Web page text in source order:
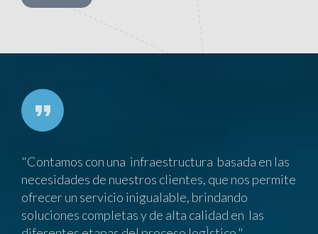
"Contamos con una infraestructura basada en las
necesidades de nuestros clientes, que nos permite
ofrecer un servicio inigualable, brindando
soluciones completas y de alta calidad en las